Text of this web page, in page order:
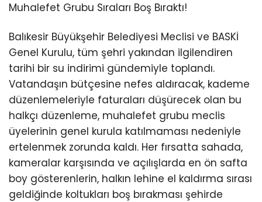
Muhalefet Grubu Sıraları Boş Bıraktı!
Balıkesir Büyükşehir Belediyesi Meclisi ve BASKİ
Genel Kurulu, tüm şehri yakından ilgilendiren
tarihi bir su indirimi gündemiyle toplandı.
Vatandaşın bütçesine nefes aldıracak, kademe
düzenlemeleriyle faturaları düşürecek olan bu
halkçı düzenleme, muhalefet grubu meclis
üyelerinin genel kurula katılmaması nedeniyle
ertelenmek zorunda kaldı. Her fırsatta sahada,
kameralar karşısında ve açılışlarda en ön safta
boy gösterenlerin, halkın lehine el kaldırma sırası
geldiğinde koltukları boş bırakması şehirde